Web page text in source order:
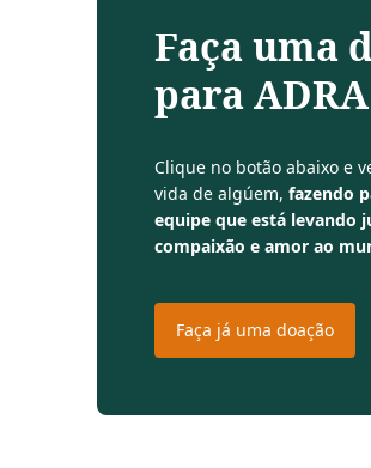
Faça uma
para
Clique no botão abaixo e
vida de algúem, fazendo
equipe que está levando
compaixão e amor ao
Faça já uma doação